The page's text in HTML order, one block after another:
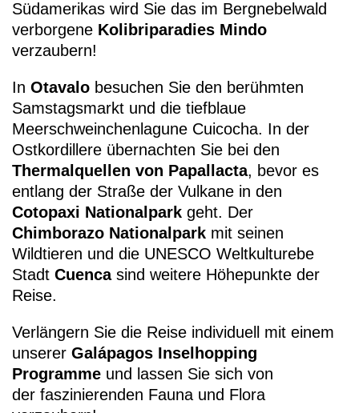
Südamerikas wird Sie das im Bergnebelwald
verborgene Kolibriparadies Mindo
verzaubern!
In Otavalo besuchen Sie den berühmten
Samstagsmarkt und die tiefblaue
Meerschweinchenlagune Cuicocha. In der
Ostkordillere übernachten Sie bei den
Thermalquellen von Papallacta, bevor es
entlang der Straße der Vulkane in den
Cotopaxi Nationalpark geht. Der
Chimborazo Nationalpark mit seinen
Wildtieren und die UNESCO Weltkulturebe
Stadt Cuencasind weitere Höhepunkte der
Reise.
Verlängern Sie die Reise individuell mit einem
unserer Galápagos Inselhopping
Programme und lassen Sie sich von
der faszinierenden Fauna und Flora